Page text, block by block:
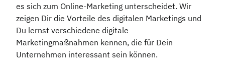
es sich zum Online-Marketing unterscheidet. Wir
zeigen Dir die Vorteile des digitalen Marketings und
Du lernst verschiedene digitale
Marketingmaßnahmen kennen, die für Dein
Unternehmen interessant sein können.